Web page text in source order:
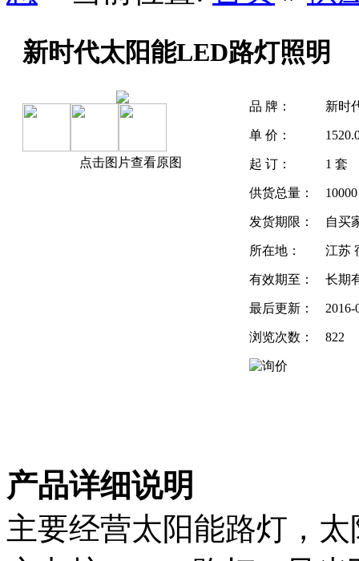
新时代太阳能LED路灯照明
点击图片查看原图
品 牌： 新时
单 价：
起 订： 1 套
供货总量：
发货期限： 自买
所在地： 江苏
有效期至： 长期
最后更新： 2016-
浏览次数： 822
产品详细说明
主要经营太阳能路灯，